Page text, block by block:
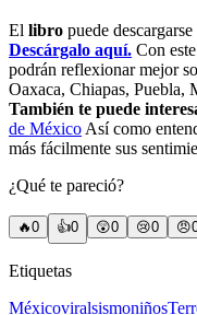
El libro puede
Descárgalo aquí. Con
podrán reflexionar mejor
Oaxaca, Chiapas, Puebla,
También te puede
de México Así como
más fácilmente sus
¿Qué te pareció?
🔥0 👍0 😲0 😢0 😠
Etiquetas
Méxicoviralsismoniños